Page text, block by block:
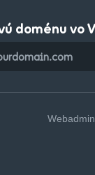
doménu vo
Webadmin